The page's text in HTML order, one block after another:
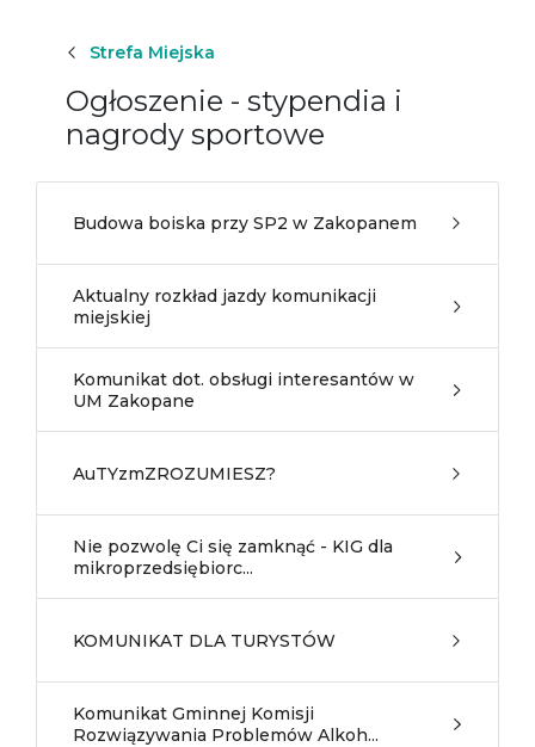
Strefa Miejska
Ogłoszenie - stypendia i
nagrody sportowe
Budowa boiska przy SP2 w Zakopanem
Aktualny rozkład jazdy komunikacji
miejskiej
Komunikat dot. obsługi interesantów w
UM Zakopane
AuTYzmZROZUMIESZ?
Nie pozwolę Ci się zamknąć - KIG dla
mikroprzedsiębiorc...
KOMUNIKAT DLA TURYSTÓW
Komunikat Gminnej Komisji
Rozwiązywania Problemów Alkoh...